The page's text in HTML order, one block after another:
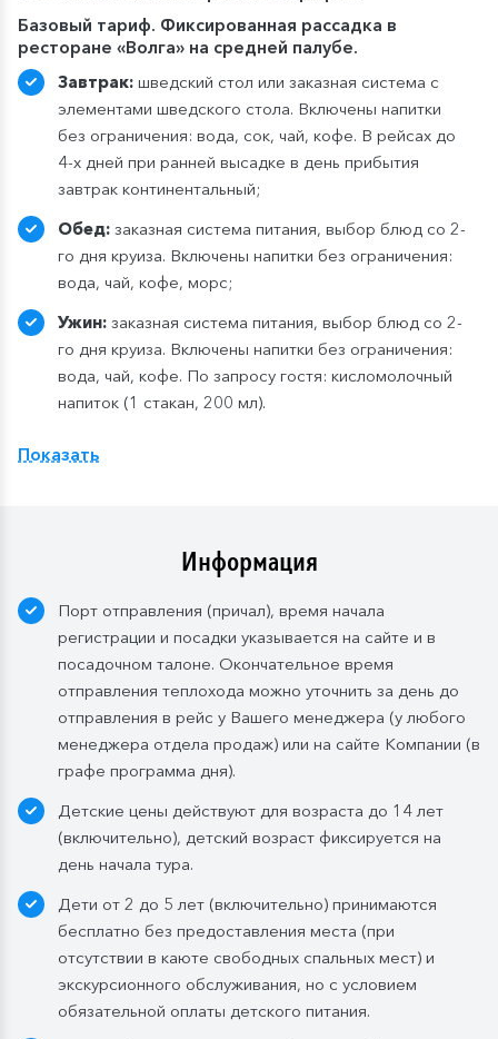
Базовый тариф. Фиксированная рассадка в
ресторане «Волга» на средней палубе.
Завтрак: шведский стол или заказная система с
элементами шведского стола. Включены напитки
без ограничения: вода, сок, чай, кофе. В рейсах до
4-х дней при ранней высадке в день прибытия
завтрак континентальный;
Обед: заказная система питания, выбор блюд со 2-
го дня круиза. Включены напитки без ограничения:
вода, чай, кофе, морс;
Ужин: заказная система питания, выбор блюд со 2-
го дня круиза. Включены напитки без ограничения:
вода, чай, кофе. По запросу гостя: кисломолочный
напиток (1 стакан, 200 мл).
ресторане «Нева» на шлюпочной палу
тариф предусмотрен по умолчанию.
элементами шведского стола. Включены напитки
без ограничения: вода, сок, чай, кофе. В рейсах до
4-х дней при ранней высадке в день прибытия
завтрак континентальный;
заказная система питания, выбор блюд со 2-
го дня круиза. Включены напитки без ограничения:
Ужин:
заказная система питания, выбор блюд со 2-
напиток (1 стакан, 200 мл). На выбор: вино красное /
белое / игристое (1 бокал, 125 мл) / водка (1
Бутилированная вода в каюте:
Каюты класса «Люкс» и «Полулюкс»:
ежедневное пополнение — 1 бутылка (0,5 л.) в день;
Показать
Информация
Порт отправления (причал), время начала
регистрации и посадки указывается на сайте и в
посадочном талоне. Окончательное время
отправления теплохода можно уточнить за день до
отправления в рейс у Вашего менеджера (у любого
менеджера отдела продаж) или на сайте Компании (в
графе программа дня).
Детские цены действуют для возраста до 14 лет
(включительно), детский возраст фиксируется на
день начала тура.
Дети от 2 до 5 лет (включительно) принимаются
бесплатно без предоставления места (при
отсутствии в каюте свободных спальных мест) и
экскурсионного обслуживания, но с условием
обязательной оплаты детского питания.